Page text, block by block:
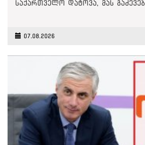
საქართველო დატოვა, მას
07.08.2026